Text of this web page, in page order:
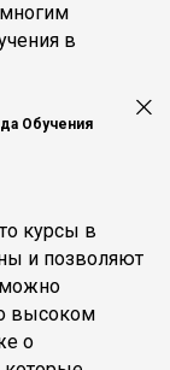
в
Обучения
курсы в
и позволяют
можно
высоком
о